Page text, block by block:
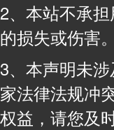
2、本站不承
的损失或伤害。
3、本声明未
家法律法规冲
权益，请您及